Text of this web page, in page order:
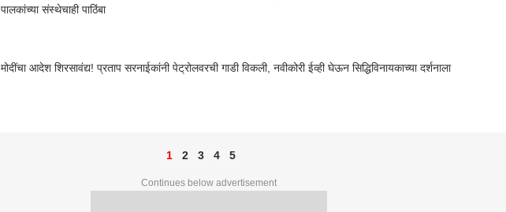
पालकांच्या संस्थेचाही पाठिंबा
मोदींचा आदेश शिरसावंद्य! प्रताप सरनाईकांनी पेट्रोलवरची गाडी विकली, नवीकोरी ईव्ही घेऊन सिद्धिविनायकाच्या दर्शनाला
1 2 3 4 5
Continues below advertisement